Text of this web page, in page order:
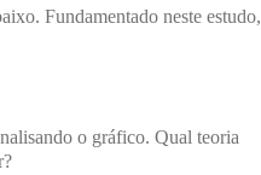
Fundamentado neste estudo,
o gráfico. Qual teoria